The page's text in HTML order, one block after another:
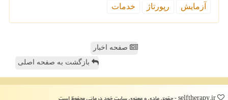
آزمایش
رپورتاژ خدمات
صفحه اخبار
بازگشت به صفحه اصلی